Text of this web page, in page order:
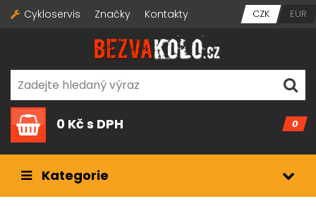
Cykloservis Značky Kontakty CZK EUR
0
0 Kčs DPH
Kategorie